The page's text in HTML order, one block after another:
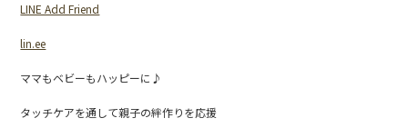
LINE Add Friend
lin.ee
ママもベビーもハッピーに♪
タッチケアを通して親子の絆作りを応援